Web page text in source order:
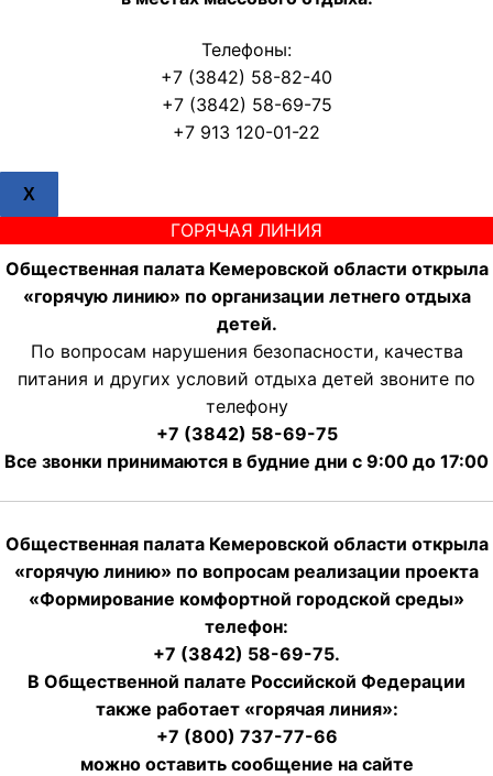
Телефоны:
+7 (3842) 58-82-40
+7 (3842) 58-69-75
+7 913 120-01-22
X
ГОРЯЧАЯ ЛИНИЯ
Общественная палата Кемеровской области открыла
«горячую линию» по организации летнего отдыха
детей.
По вопросам нарушения безопасности, качества
питания и других условий отдыха детей звоните по
телефону
+7 (3842) 58-69-75
Все звонки принимаются в будние дни с 9:00 до 17:00
Общественная палата Кемеровской области открыла
«горячую линию» по вопросам реализации проекта
«Формирование комфортной городской среды»
телефон:
+7 (3842) 58-69-75.
В Общественной палате Российской Федерации
также работает «горячая линия»:
+7 (800) 737-77-66
можно оставить сообщение на сайте